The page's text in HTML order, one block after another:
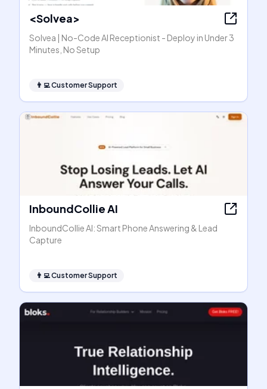
<Solvea>
Solvea | No-Code AI Receptionist - Deploy in Under 3
Minutes, No Setup
👨‍💻Customer Support
InboundCollie AI
InboundCollie AI: Smart Phone Answering & Lead
Capture
👨‍💻Customer Support